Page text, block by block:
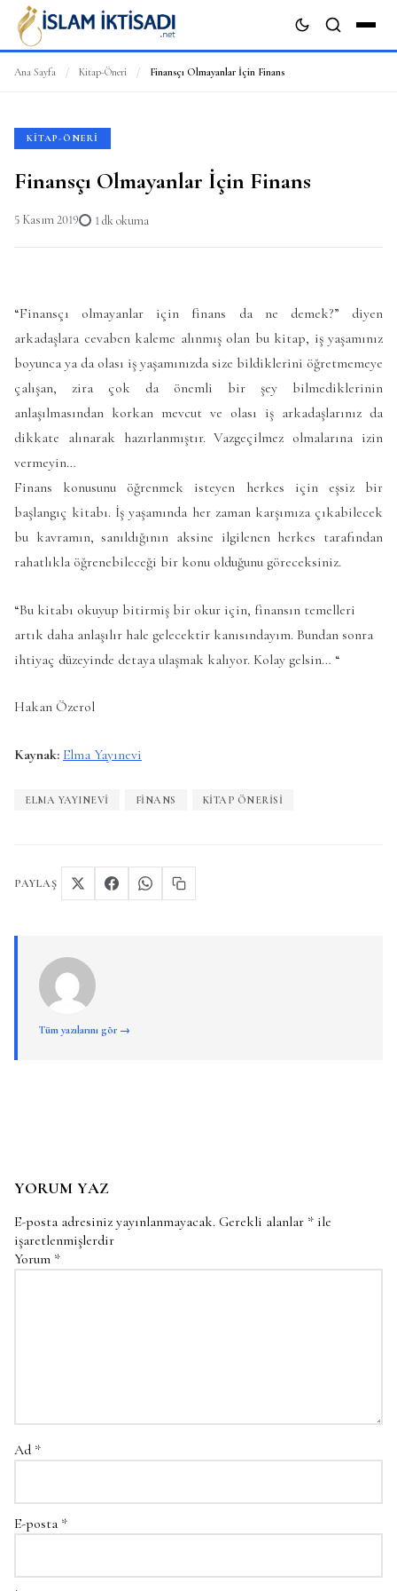
Ana Sayfa / Kitap-Öneri / Finansçı Olmayanlar İçin Finans
KITAP-ÖNERI
Finansçı Olmayanlar İçin Finans
5 Kasım 2019 1 dk okuma
“Finansçı olmayanlar için finans da ne demek?” diyen
arkadaşlara cevaben kaleme alınmış olan bu kitap, iş yaşamınız
boyunca ya da olası iş yaşamınızda size bildiklerini öğretmemeye
çalışan, zira çok da önemli bir şey bilmediklerinin
anlaşılmasından korkan mevcut ve olası iş arkadaşlarınız da
dikkate alınarak hazırlanmıştır. Vazgeçilmez olmalarına izin
vermeyin…
Finans konusunu öğrenmek isteyen herkes için eşsiz bir
başlangıç kitabı. İş yaşamında her zaman karşımıza çıkabilecek
bu kavramın, sanıldığının aksine ilgilenen herkes tarafından
rahatlıkla öğrenebileceği bir konu olduğunu göreceksiniz.
“Bu kitabı okuyup bitirmiş bir okur için, finansın temelleri
artık daha anlaşılır hale gelecektir kanısındayım. Bundan sonra
ihtiyaç düzeyinde detaya ulaşmak kalıyor. Kolay gelsin… “
Hakan Özerol
Kaynak: Elma Yayınevi
ELMA YAYINEVI FINANS KITAP ÖNERISI
PAYLAŞ
Tüm yazılarını gör →
YORUM YAZ
E-posta adresiniz yayınlanmayacak. Gerekli alanlar * ile
işaretlenmişlerdir
Yorum *
Ad *
E-posta *